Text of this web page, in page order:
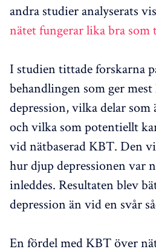
andra studier analyserats
nätet fungerar lika bra
I studien tittade forskarna
behandlingen som ger
depression, vilka delar
och vilka som potentiellt
vid nätbaserad KBT. Den
hur djup depressionen var
inleddes. Resultaten blev
depression än vid en svår
En fördel med KBT över